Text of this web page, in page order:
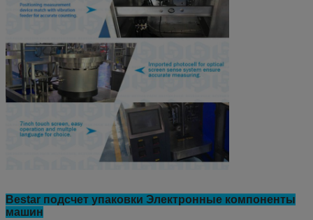
Bestar подсчет упаковки Электронные компоненты
машин